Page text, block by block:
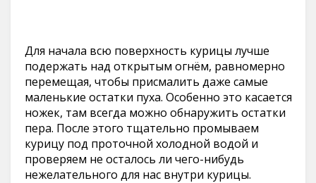
Для начала всю поверхность курицы лучше
подержать над открытым огнём, равномерно
перемещая, чтобы присмалить даже самые
маленькие остатки пуха. Особенно это касается
ножек, там всегда можно обнаружить остатки
пера. После этого тщательно промываем
курицу под проточной холодной водой и
проверяем не осталось ли чего-нибудь
нежелательного для нас внутри курицы.